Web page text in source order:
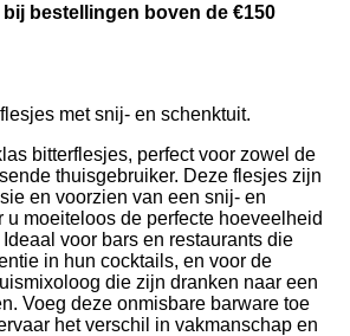
bestellingen boven de €150
met snij- en schenktuit.
bitterflesjes, perfect voor zowel de
thuisgebruiker. Deze flesjes zijn
en voorzien van een snij- en
u moeiteloos de perfecte hoeveelheid
voor bars en restaurants die
in hun cocktails, en voor de
die zijn dranken naar een
Voeg deze onmisbare barware toe
het verschil in vakmanschap en